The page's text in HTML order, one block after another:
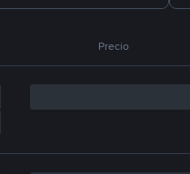
Precio